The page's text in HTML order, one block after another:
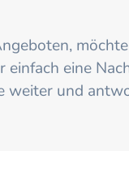
eine
weiter und